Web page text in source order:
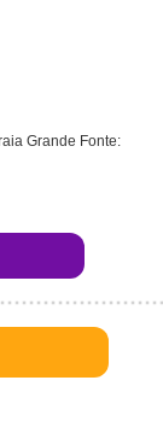
Grande Fonte: